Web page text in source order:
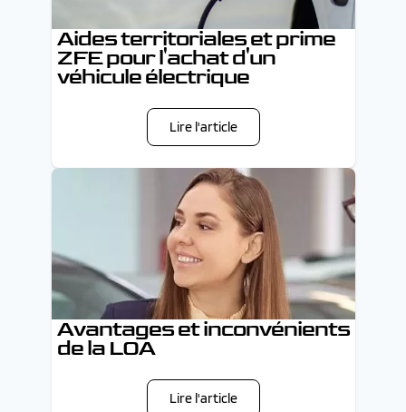
Aides territoriales et prime
ZFE pour l'achat d'un
véhicule électrique
Lire l'article
Avantages et inconvénients
de la LOA
Lire l'article